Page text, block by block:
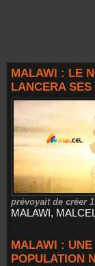
MALAWI : LE
LANCERA
prévoyait de créer
MALAWI,
MALAWI :
POPULATION